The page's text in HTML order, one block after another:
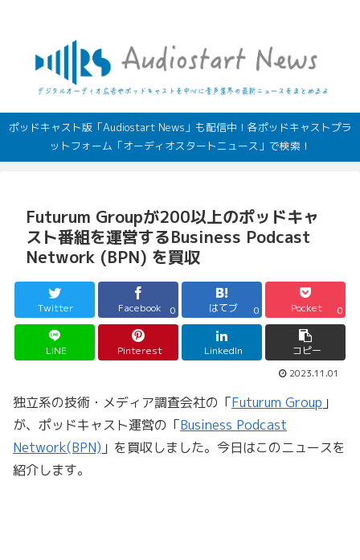
ポッドキャスト版「Audiostart News」も配信中！各ポッドキャストプラ
ットフォーム「オーディオスタートニュース」で検索！
Futurum Groupが200以上のポッドキャ
スト番組を運営するBusiness Podcast
Network (BPN) を買収
Twitter Facebook 0 はてブ 0 Pocket 0
LINE Pinterest LinkedIn コピー
2023.11.01
独立系の技術・メディア調査会社の「Futurum Group 」
が、ポッドキャスト運営の「Business Podcast
Network(BPN) 」を買収しました。今日はこのニュースを
紹介します。